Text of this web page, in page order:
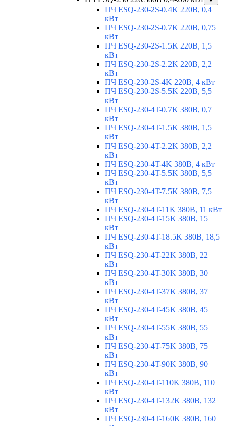
ПЧ ESQ-230-2S-0.4K 220В, 0,4
кВт
ПЧ ESQ-230-2S-0.7K 220В, 0,75
кВт
ПЧ ESQ-230-2S-1.5K 220В, 1,5
кВт
ПЧ ESQ-230-2S-2.2K 220В, 2,2
кВт
ПЧ ESQ-230-2S-4K 220В, 4 кВт
ПЧ ESQ-230-2S-5.5K 220В, 5,5
кВт
ПЧ ESQ-230-4T-0.7K 380В, 0,7
кВт
ПЧ ESQ-230-4T-1.5K 380В, 1,5
кВт
ПЧ ESQ-230-4T-2.2K 380В, 2,2
кВт
ПЧ ESQ-230-4T-4K 380В, 4 кВт
ПЧ ESQ-230-4T-5.5K 380В, 5,5
кВт
ПЧ ESQ-230-4T-7.5K 380В, 7,5
кВт
ПЧ ESQ-230-4T-11K 380В, 11 кВт
ПЧ ESQ-230-4T-15K 380В, 15
кВт
ПЧ ESQ-230-4T-18.5K 380В, 18,5
кВт
ПЧ ESQ-230-4T-22K 380В, 22
кВт
ПЧ ESQ-230-4T-30K 380В, 30
кВт
ПЧ ESQ-230-4T-37K 380В, 37
кВт
ПЧ ESQ-230-4T-45K 380В, 45
кВт
ПЧ ESQ-230-4T-55K 380В, 55
кВт
ПЧ ESQ-230-4T-75K 380В, 75
кВт
ПЧ ESQ-230-4T-90K 380В, 90
кВт
ПЧ ESQ-230-4T-110K 380В, 110
кВт
ПЧ ESQ-230-4T-132K 380В, 132
кВт
ПЧ ESQ-230-4T-160K 380В, 160